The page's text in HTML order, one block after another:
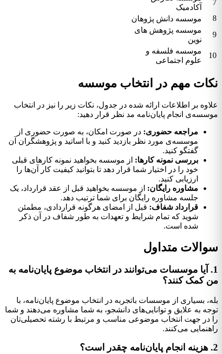
7
آکادمیک
8
موسسه دانش پژوهان
9
موسسه پژوهش های
نوین
10
موسسه فلسفه و
علوم اجتماعی
نکات مهم در انتخاب موسسه
علاوه بر اطلاعات ارائه شده در جدول، نکات زیر را نیز در انتخاب
موسسه‌ی انجام پایان‌نامه مد نظر قرار دهید:
مراجعه حضوری: در صورت امکان، به صورت حضوری از
موسسه‌ی مورد نظر بازدید کنید و با اساتید و پژوهشگران آن
گفتگو کنید.
بررسی نمونه کارها: از موسسه بخواهید نمونه کارهای قبلی
خود را در اختیار شما قرار دهد تا بتوانید کیفیت کار آن‌ها را
ارزیابی کنید.
مشاوره رایگان: از موسسه بخواهید قبل از عقد قرارداد، یک
جلسه مشاوره رایگان برای شما ترتیب دهد.
قرارداد شفاف: قبل از امضای هرگونه قراردادی، مطمئن
شوید که تمام شرایط و تعهدات به طور شفاف در آن ذکر
شده است.
سوالات متداول
1. آیا موسسات می‌توانند در انتخاب موضوع پایان‌نامه به
من کمک کنند؟
بله، بسیاری از موسسات باتجربه در انتخاب موضوع پایان‌نامه، با
توجه به علایق و توانایی‌های دانشجو، به شما مشاوره می‌دهند و شما
را در جهت انتخاب موضوعی مناسب و مرتبط با رشته تحصیلی‌تان
راهنمایی می‌کنند.
2. هزینه انجام پایان‌نامه چقدر است؟